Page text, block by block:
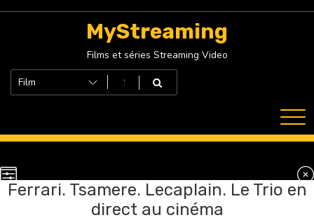
MyStreaming
Films et séries Streaming Video
Ferrari. Tsamere. Lecaplain. Le Trio en
direct au cinéma